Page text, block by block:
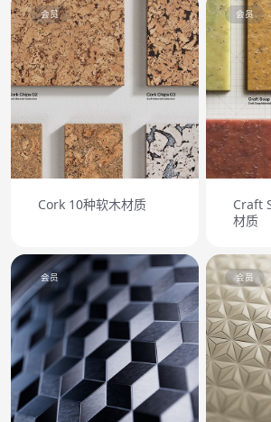
会员
Cork 10种软木材质
会员
Craft
材质
会员 会员